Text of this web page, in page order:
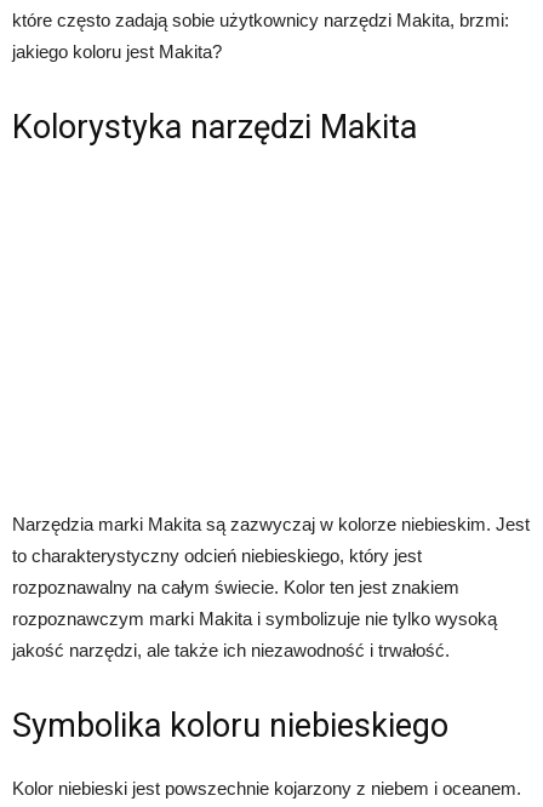
które często zadają sobie użytkownicy narzędzi Makita, brzmi:
jakiego koloru jest Makita?
Kolorystyka narzędzi Makita
Narzędzia marki Makita są zazwyczaj w kolorze niebieskim. Jest
to charakterystyczny odcień niebieskiego, który jest
rozpoznawalny na całym świecie. Kolor ten jest znakiem
rozpoznawczym marki Makita i symbolizuje nie tylko wysoką
jakość narzędzi, ale także ich niezawodność i trwałość.
Symbolika koloru niebieskiego
Kolor niebieski jest powszechnie kojarzony z niebem i oceanem.